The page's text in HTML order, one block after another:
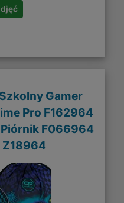
Gamer
Pro F162964
F066964
Z18964